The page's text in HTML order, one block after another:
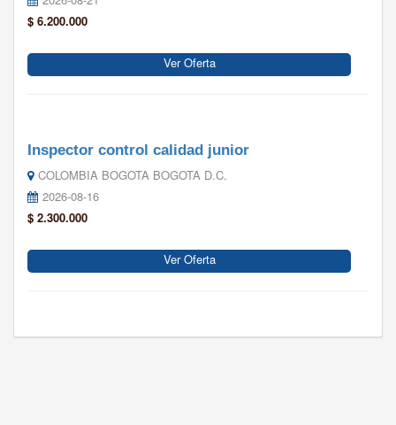
$ 6.200.000
Ver Oferta
Inspector control calidad junior
COLOMBIA BOGOTA BOGOTA D.C.
2026-08-16
$ 2.300.000
Ver Oferta